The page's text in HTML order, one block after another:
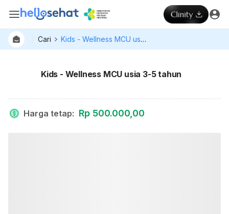
Cari Kids - Wellness MCU usia 3-5 tahun
Kids - Wellness MCU usia 3-5 tahun
Harga tetap: Rp 500.000,00